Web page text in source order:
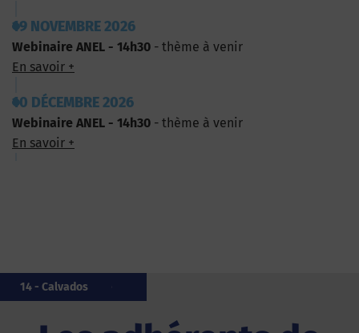
19 NOVEMBRE 2026
Webinaire ANEL - 14h30 - thème à venir
En savoir +
10 DÉCEMBRE 2026
Webinaire ANEL - 14h30 - thème à venir
En savoir +
976 - Mayotte
20 - Corse
50 - Manche
44 - Loire-Atlantique
35 - Îlle-et-Vilaine
80 - Somme
56 - Morbihan
20 - Corse
29 - Finistère
14 - Calvados